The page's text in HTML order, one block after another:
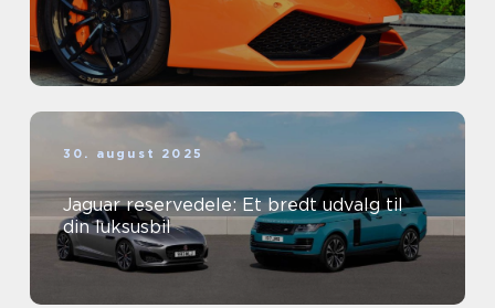
30. august 2025
Jaguar reservedele: Et bredt udvalg til
din luksusbil